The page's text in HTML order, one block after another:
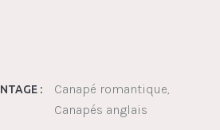
:
Canapé romantique
Canapés anglais